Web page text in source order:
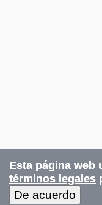
Esta página web
términos legales
De acuerdo